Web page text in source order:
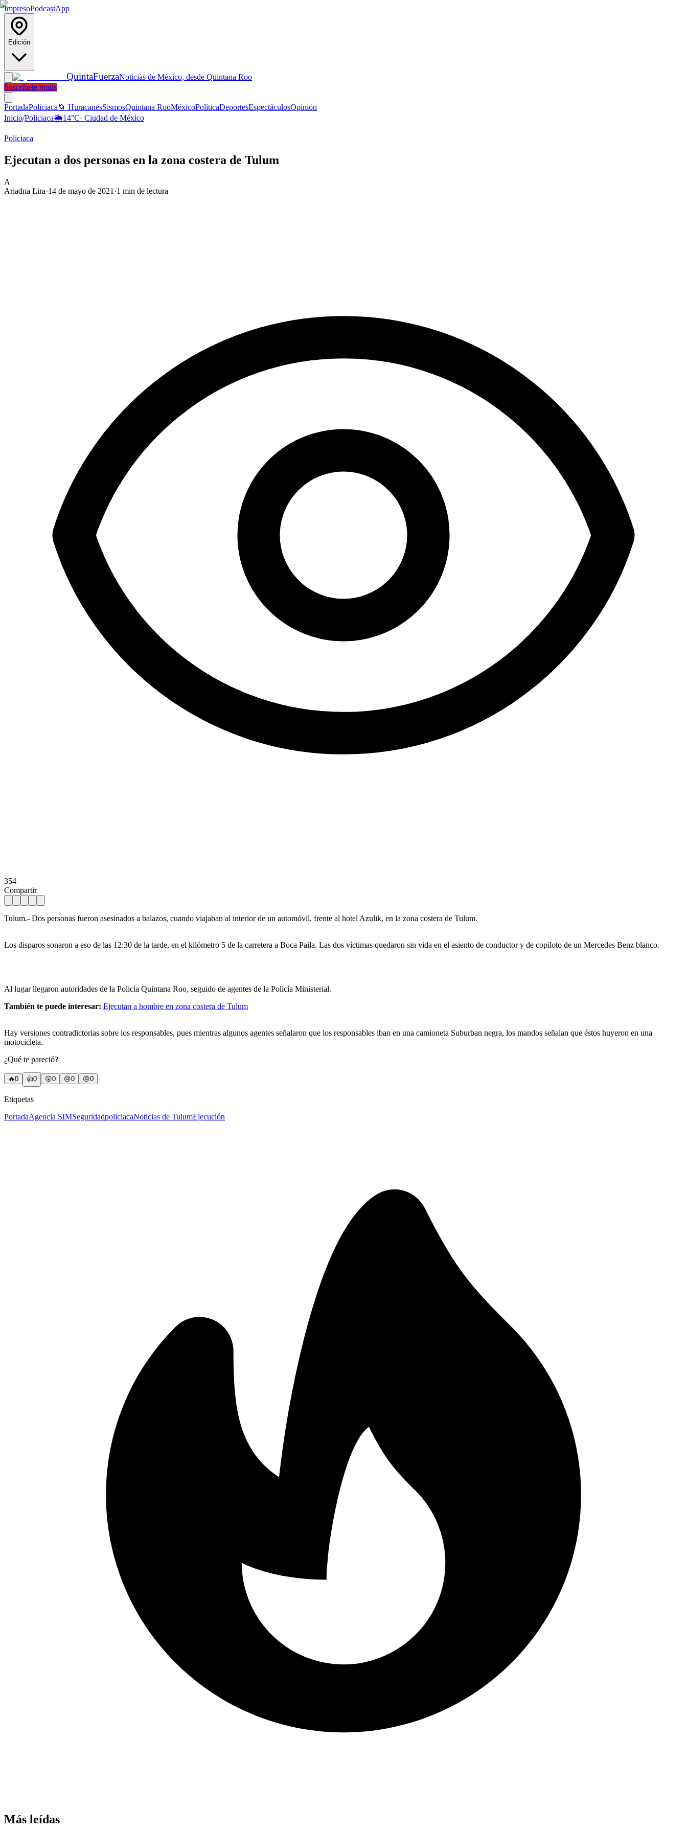
ImpresoPodcastApp
Edición
QuintaFuerzaNoticias de México, desde Quintana Roo
Suscríbete gratis
PortadaPoliciaca 🌀 HuracanesSismosQuintana RooMéxicoPolíticaDeportesEspectáculosOpinión
Inicio/Policiaca🌦️14°C· Ciudad de México
Policiaca
Ejecutan a dos personas en la zona costera de Tulum
A
Ariadna Lira·14 de mayo de 2021 ·1 min de lectura
354
Compartir
Tulum.- Dos personas fueron asesinados a balazos, cuando viajaban al interior de un automóvil, frente al hotel Azulik, en la zona costera de Tulum.
Los disparos sonaron a eso de las 12:30 de la tarde, en el kilómetro 5 de la carretera a Boca Paila. Las dos víctimas quedaron sin vida en el asiento de conductor y de copiloto de un Mercedes Benz blanco.
Al lugar llegaron autoridades de la Policía Quintana Roo, seguido de agentes de la Policía Ministerial.
También te puede interesar: Ejecutan a hombre en zona costera de Tulum
Hay versiones contradictorias sobre los responsables, pues mientras algunos agentes señalaron que los responsables iban en una camioneta Suburban negra, los mandos señalan que éstos huyeron en una
motocicleta.
¿Qué te pareció?
🔥0 👍0 😲0 😢0 😠0
Etiquetas
PortadaAgencia SIMSeguridadpoliciacaNoticias de TulumEjecución
Más leídas